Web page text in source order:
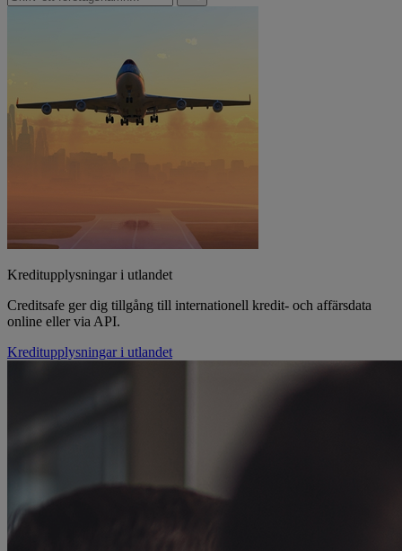
Kreditupplysningar i utlandet
Creditsafe ger dig tillgång till internationell kredit- och affärsdata
online eller via API.
Kreditupplysningar i utlandet